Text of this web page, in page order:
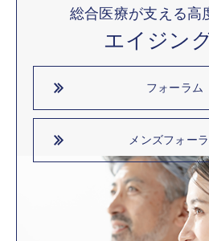
総合医療が支える高
エイジン
フォーラム
メンズフォー